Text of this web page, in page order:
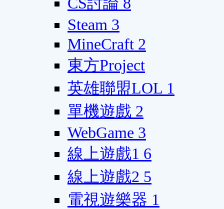
Steam 3
MineCraft 2
東方Project
英雄聯盟LOL 1
單機遊戲 2
WebGame 3
線上遊戲1 6
線上遊戲2 5
電視遊樂器 1